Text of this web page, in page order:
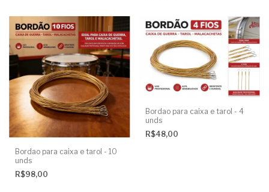
Bordao para caixa e tarol - 10
unds
R$98,00
Bordao para caixa e tarol - 4
unds
R$48,00